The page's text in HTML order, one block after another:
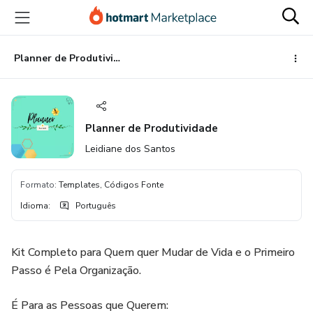
para
conteúdo
principal
para
pagamento
para
rodapé
Planner de Produtividade
Planner de Produtividade
Leidiane dos Santos
Formato: Templates, Códigos Fonte
Idioma: Português
Kit Completo para Quem quer Mudar de Vida e o Primeiro
Passo é Pela Organização.
É Para as Pessoas que Querem: